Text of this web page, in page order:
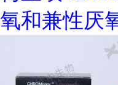
氧和兼性厌